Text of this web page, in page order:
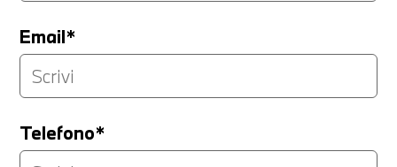
Email*
Telefono*